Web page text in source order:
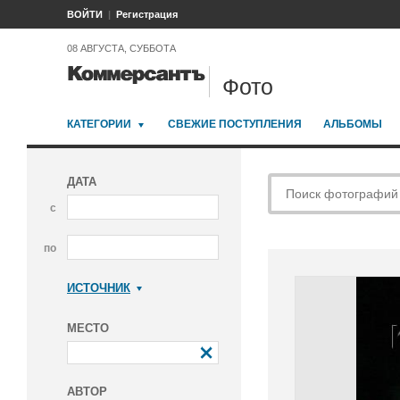
ВОЙТИ Регистрация
08 АВГУСТА, СУББОТА
Фото
КАТЕГОРИИ СВЕЖИЕ ПОСТУПЛЕНИЯ АЛЬБОМЫ
ДАТА
с
по
ИСТОЧНИК
МЕСТО
АВТОР